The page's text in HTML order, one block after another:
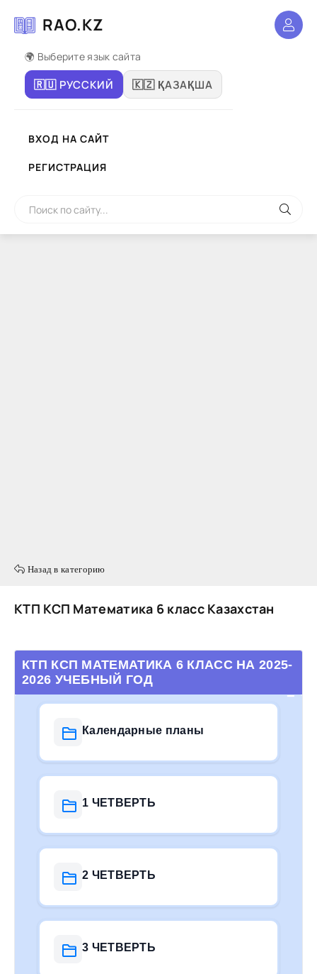
RAO.KZ
🌍 Выберите язык сайта
🇷🇺 РУССКИЙ 🇰🇿 ҚАЗАҚША
ВХОД НА САЙТ
РЕГИСТРАЦИЯ
Назад в категорию
КТП КСП Математика 6 класс Казахстан
КТП КСП МАТЕМАТИКА 6 КЛАСС НА 2025-
2026 УЧЕБНЫЙ ГОД
Календарные планы
1 ЧЕТВЕРТЬ
2 ЧЕТВЕРТЬ
3 ЧЕТВЕРТЬ